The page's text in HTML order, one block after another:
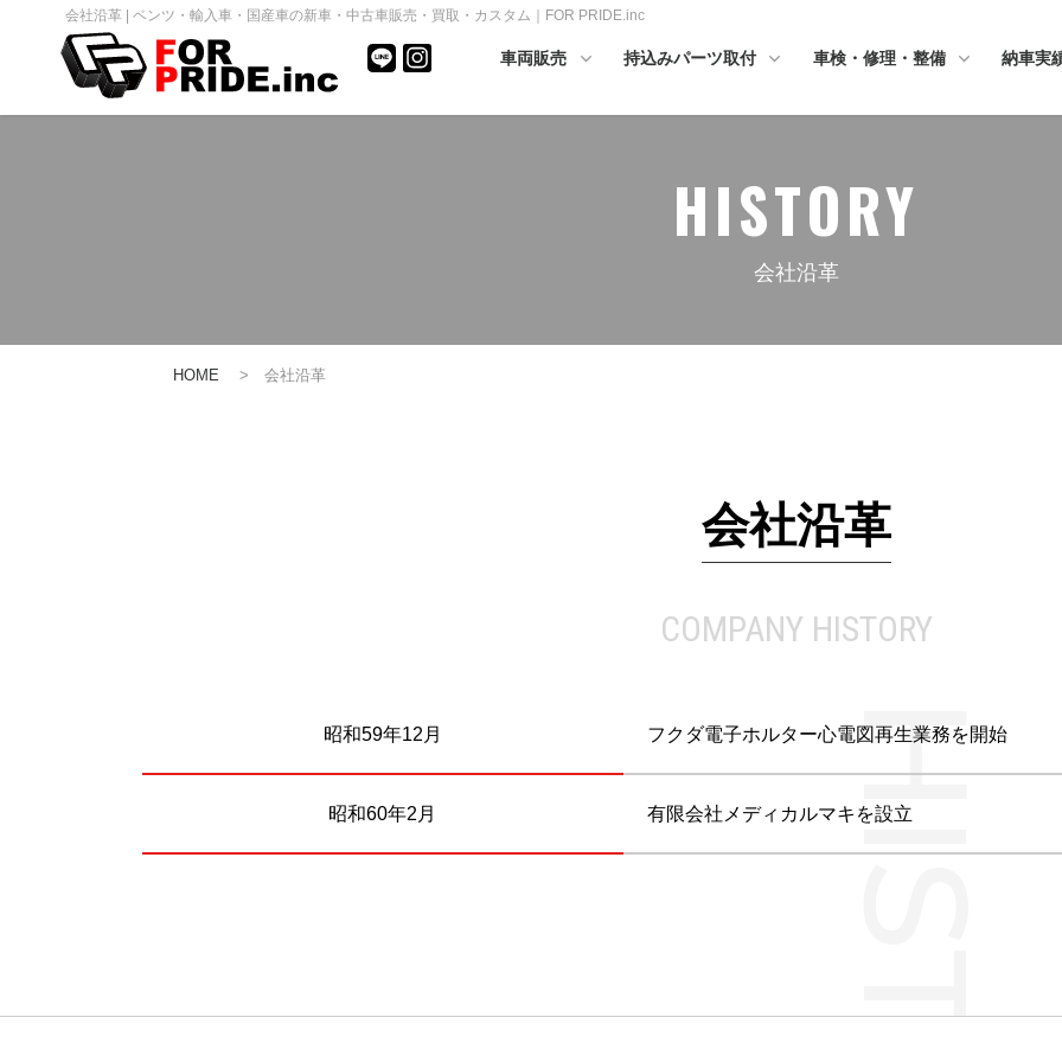
会社沿革 | ベンツ・輸入車・国産車の新車・中古車販売・買取・カスタム｜FOR PRIDE.inc
車両販売 持込みパーツ取付 車検・修理・整備 納車実
HISTORY
会社沿革
HOME > 会社沿革
会社沿革
COMPANY HISTORY
昭和59年12月 フクダ電子ホルター心電図再生業務を開始
昭和60年2月 有限会社メディカルマキを設立